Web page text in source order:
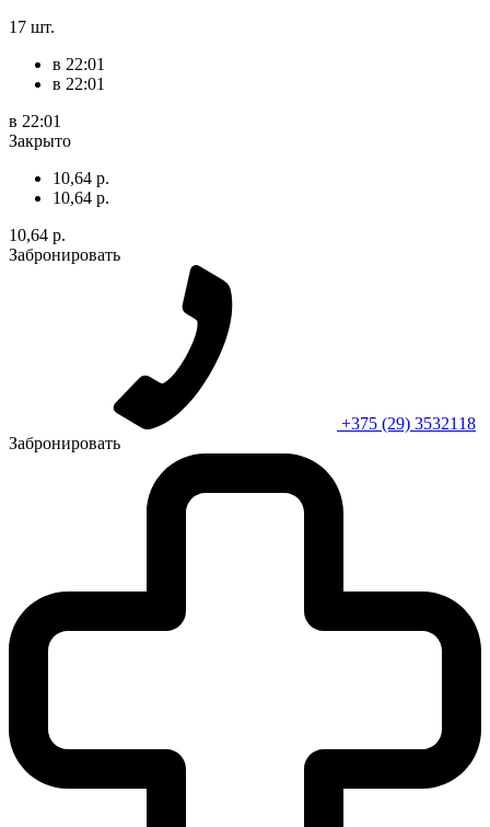
17 шт.
в 22:01
в 22:01
в 22:01
Закрыто
10,64 р.
10,64 р.
10,64 р.
Забронировать
+375 (29) 3532118
Забронировать